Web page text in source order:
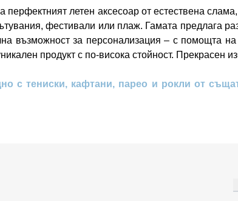
летен аксесоар от естествена
фестивали или плаж. Гамата предлага
възможност за персонализация – с помощта
продукт с по-висока стойност. Прекрасен
с тениски, кафтани, парео и рокли от